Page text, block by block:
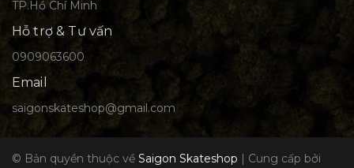
TP.Hồ Chí Minh
Hỗ trợ & Tư vấn
0909063600
Email
saigonskateshop@gmail.com
© Bản quyền thuộc về Saigon Skateshop | Cung cấp bởi